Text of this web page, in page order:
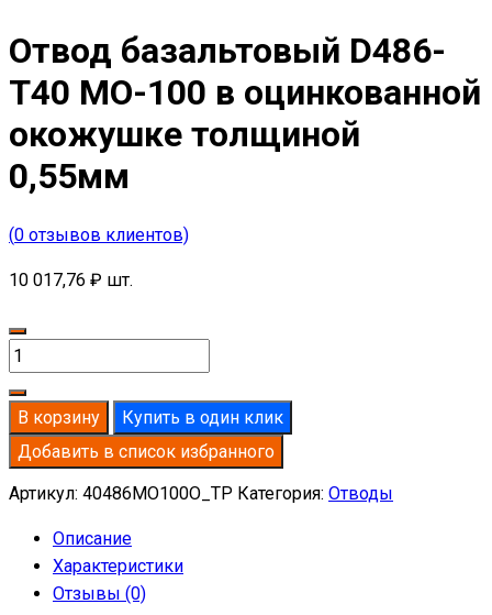
Отвод базальтовый D486-
T40 MO-100 в оцинкованной
окожушке толщиной
0,55мм
(0 отзывов клиентов)
10 017,76 ₽ шт.
Количество
товара
Отвод
базальтовый
D486-
T40
100
оцинкованной
В корзину
Купить в один клик
Добавить в список избранного
Артикул: 40486MO100O_TP Категория: Отводы
Описание
Характеристики
Отзывы (0)